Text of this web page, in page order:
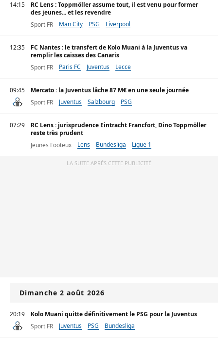
14:15
RC Lens : Toppmöller assume tout, il est venu pour former
des jeunes... et les revendre
Sport FR
Man City PSG Liverpool
12:35
FC Nantes : le transfert de Kolo Muani à la Juventus va
remplir les caisses des Canaris
Sport FR
Paris FC Juventus Lecce
09:45
Mercato : la Juventus lâche 87 M€ en une seule journée
Sport FR
Juventus Salzbourg PSG
07:29
RC Lens : jurisprudence Eintracht Francfort, Dino Toppmöller
reste très prudent
Jeunes Footeux
Lens Bundesliga Ligue 1
LA SUITE APRÈS CETTE PUBLICITÉ
Dimanche 2 août 2026
20:19
Kolo Muani quitte définitivement le PSG pour la Juventus
Sport FR
Juventus PSG Bundesliga